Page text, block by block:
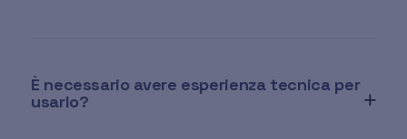
È necessario avere esperienza tecnica per
usarlo?